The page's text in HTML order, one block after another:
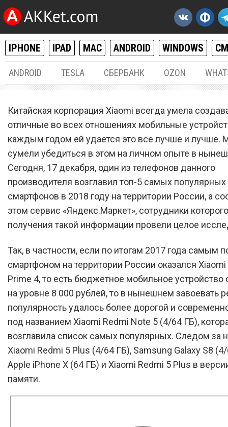
IPHONE IPAD MAC ANDROID WINDOWS
ANDROID TESLA СБЕРБАНК OZON
Смартфон Xiaomi
топ-5 самых популярных
смартфонов 2018 года в
Китайская корпорация Xiaomi всегда умела
отличные во всех отношениях мобильные
каждым годом ей удается это все лучше и лучше.
сумели убедиться в этом на личном опыте в
Сегодня, 17 декабря, один из телефонов данного
производителя возглавил топ-5 самых популярных
смартфонов в 2018 году на территории России, а
этом сервис «Яндекс.Маркет», сотрудники
получения такой информации провели целое
Так, в частности, если по итогам 2017 года самым
смартфоном на территории России оказался
Prime 4, то есть бюджетное мобильное устройство
на уровне 8 000 рублей, то в нынешнем завоевать
популярность удалось более дорогой и
под названием Xiaomi Redmi Note 5 (4/64 ГБ),
возглавила список самых популярных. Следом за
Xiaomi Redmi 5 Plus (4/64 ГБ), Samsung Galaxy S8
Apple iPhone X (64 ГБ) и Xiaomi Redmi 5 Plus в
памяти.